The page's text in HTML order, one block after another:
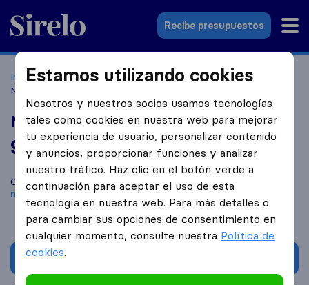
Sirelo.es
Recibe presupuestos
Inicio Empresas de mudanzas
Burguillos de Toledo
Mudando-T Mudanzas
Mudando-T Mudanzas
9,4 basado en 123
reseñas de Sirelo y Google
i
Compara Mudando-T Mudanzas con otrasempresas de
mudanzasdeBurguillos de Toledo
Estamos utilizando cookies
Nosotros y nuestros socios usamos tecnologías
tales como cookies en nuestra web para mejorar
tu experiencia de usuario, personalizar contenido
y anuncios, proporcionar funciones y analizar
nuestro tráfico. Haz clic en el botón verde a
continuación para aceptar el uso de esta
tecnología en nuestra web. Para más detalles o
para cambiar sus opciones de consentimiento en
cualquier momento, consulte nuestra Política de
cookies.